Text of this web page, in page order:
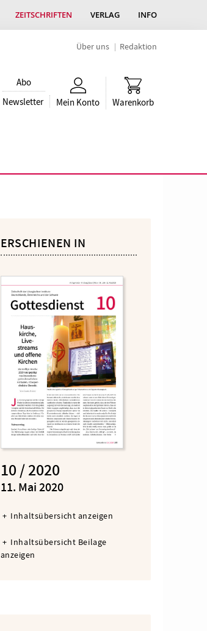
ZEITSCHRIFTEN VERLAG INFO
Über uns Redaktion
Abo
Newsletter
Mein Konto Warenkorb
ERSCHIENEN IN
10 / 2020
:
11. Mai 2020
Inhaltsübersicht anzeigen
Inhaltsübersicht Beilage
anzeigen